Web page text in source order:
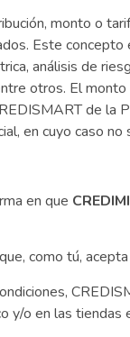
monto o
Este
análisis de
otros. El
de
en cuyo caso
en que
como tú,
o en las